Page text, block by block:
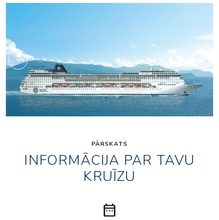
PĀRSKATS
INFORMĀCIJA PAR TAVU
KRUĪZU
date_range